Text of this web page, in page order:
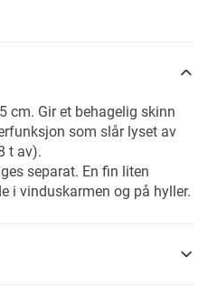
cm. Gir et behagelig skinn
som slår lyset av
t av).
separat. En fin liten
i vinduskarmen og på hyller.